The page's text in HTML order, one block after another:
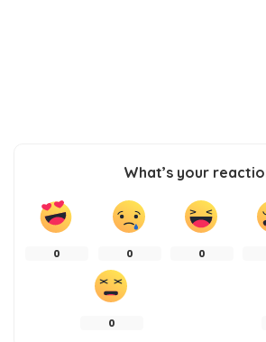
What’s your
0 0 0
0